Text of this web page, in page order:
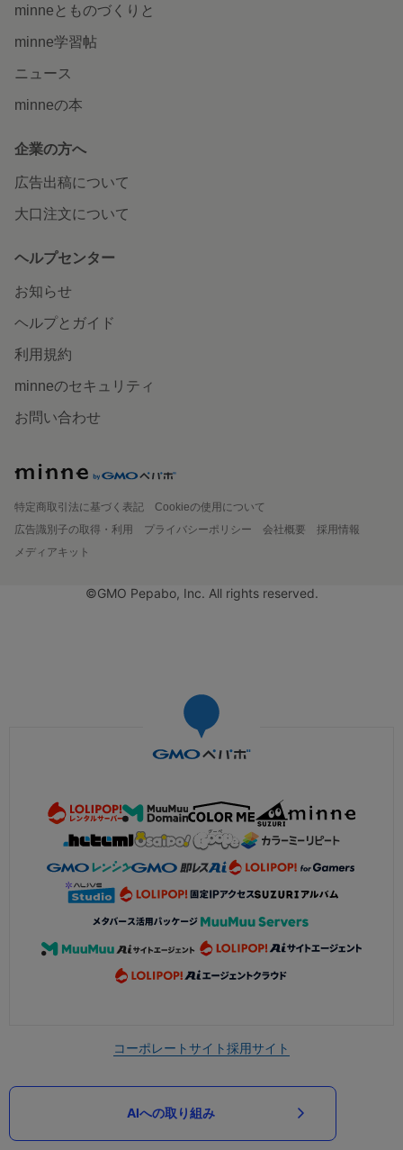
minneとものづくりと
minne学習帖
ニュース
minneの本
企業の方へ
広告出稿について
大口注文について
ヘルプセンター
お知らせ
ヘルプとガイド
利用規約
minneのセキュリティ
お問い合わせ
特定商取引法に基づく表記
Cookieの使用について
広告識別子の取得・利用
プライバシーポリシー 会社概要
採用情報
メディアキット
©GMO Pepabo, Inc. All rights reserved.
コーポレートサイト採用サイト
AIへの取り組み